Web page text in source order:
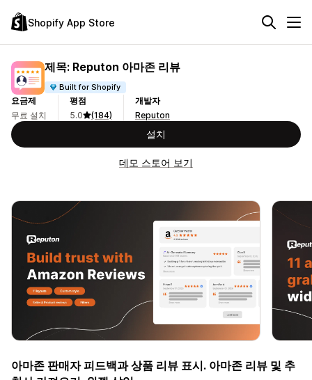
Shopify App Store
제목: Reputon 아마존 리뷰
Built for Shopify
요금제
무료 설치
평점
5.0
(184)
개발자
Reputon
설치
데모 스토어 보기
아마존 판매자 피드백과 상품 리뷰 표시. 아마존 리뷰 및 추